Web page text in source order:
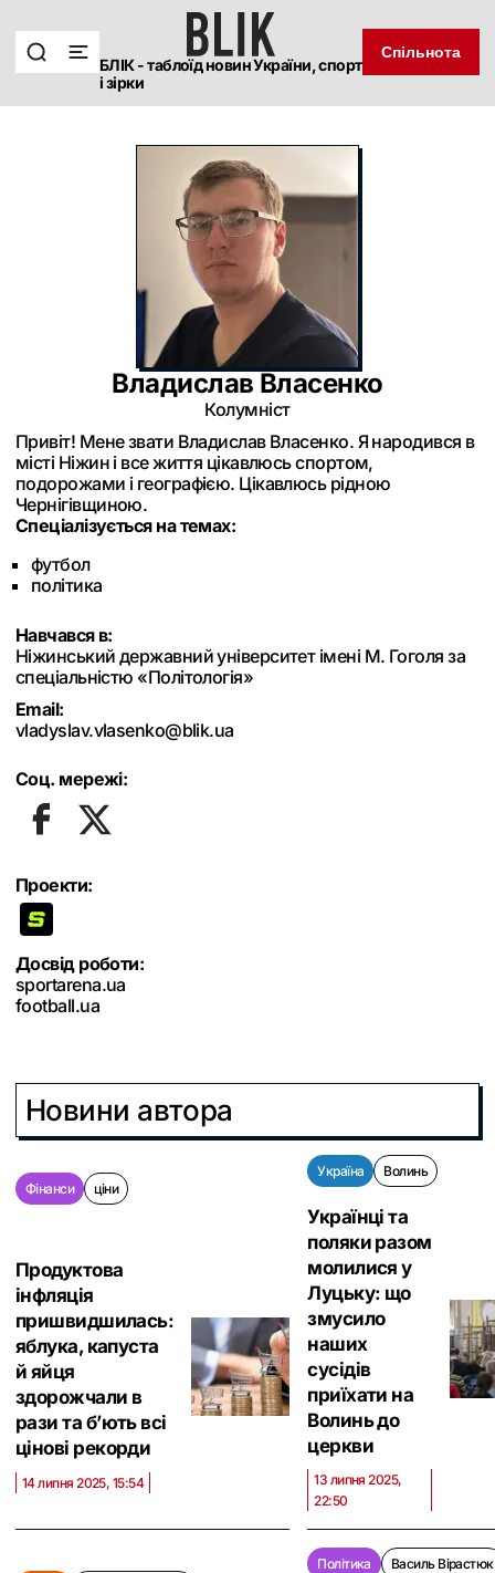
БЛІК - таблоїд новин України, спорт
і зірки
Спільнота
Владислав Власенко
Колумніст
Привіт! Мене звати Владислав Власенко. Я народився в
місті Ніжин і все життя цікавлюсь спортом,
подорожами і географією. Цікавлюсь рідною
Чернігівщиною.
Спеціалізується на темах:
футбол
політика
Навчався в:
Ніжинський державний університет імені М. Гоголя за
спеціальністю «Політологія»
Email:
vladyslav.vlasenko@blik.ua
Соц. мережі:
Проекти:
Досвід роботи:
sportarena.ua
football.ua
Новини автора
Фінанси ціни
Продуктова
інфляція
пришвидшилась:
яблука, капуста
й яйця
здорожчали в
рази та б’ють всі
цінові рекорди
14 липня 2025, 15:54
Україна Волинь
Українці та
поляки разом
молилися у
Луцьку: що
змусило
наших
сусідів
приїхати на
Волинь до
церкви
13 липня 2025,
22:50
Політика Василь Вірастюк